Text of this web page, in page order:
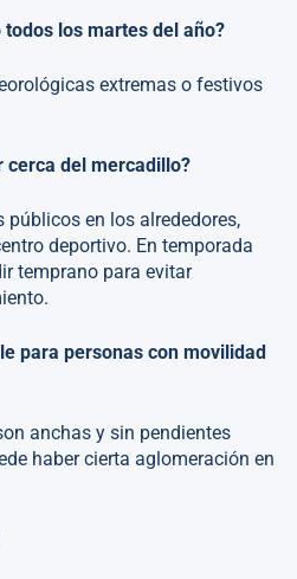
los martes del año?
extremas o festivos
cerca del mercadillo?
en los alrededores,
deportivo. En temporada
temprano para evitar
para personas con movilidad
anchas y sin pendientes
haber cierta aglomeración en